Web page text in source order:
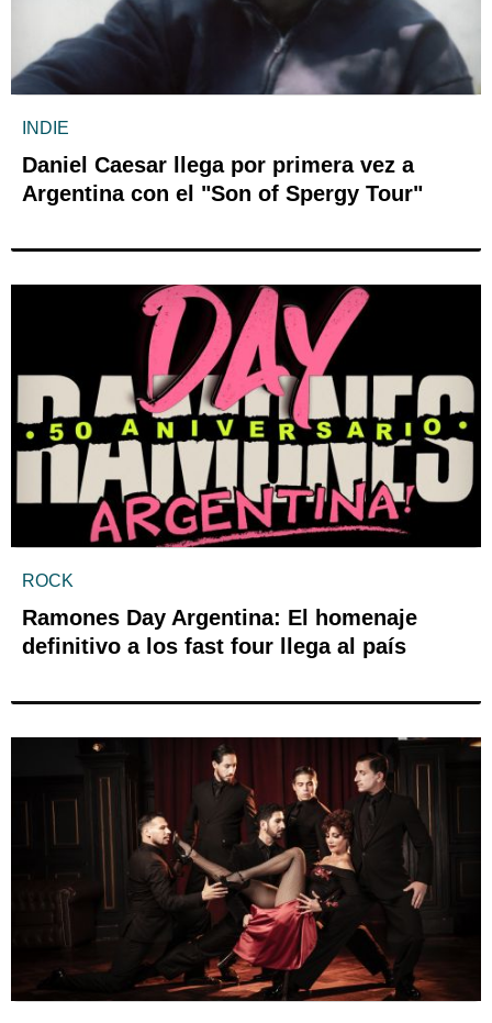
INDIE
Daniel Caesar llega por primera vez a
Argentina con el "Son of Spergy Tour"
ROCK
Ramones Day Argentina: El homenaje
definitivo a los fast four llega al país